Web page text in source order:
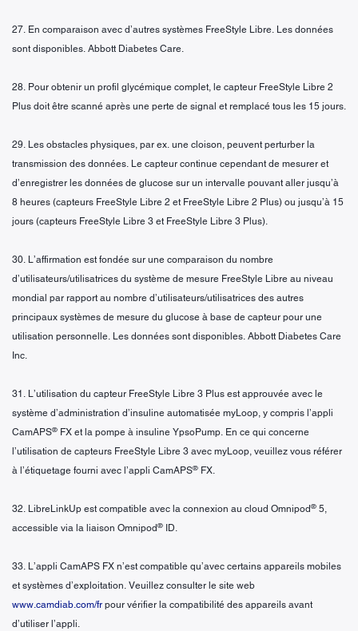
27. En comparaison avec d’autres systèmes FreeStyle Libre. Les données
sont disponibles. Abbott Diabetes Care.
28. Pour obtenir un profil glycémique complet, le capteur FreeStyle Libre 2
Plus doit être scanné après une perte de signal et remplacé tous les 15 jours.
29. Les obstacles physiques, par ex. une cloison, peuvent perturber la
transmission des données. Le capteur continue cependant de mesurer et
d’enregistrer les données de glucose sur un intervalle pouvant aller jusqu’à
8 heures (capteurs FreeStyle Libre 2 et FreeStyle Libre 2 Plus) ou jusqu’à 15
jours (capteurs FreeStyle Libre 3 et FreeStyle Libre 3 Plus).
30. L’affirmation est fondée sur une comparaison du nombre
d’utilisateurs/utilisatrices du système de mesure FreeStyle Libre au niveau
mondial par rapport au nombre d’utilisateurs/utilisatrices des autres
principaux systèmes de mesure du glucose à base de capteur pour une
utilisation personnelle. Les données sont disponibles. Abbott Diabetes Care
Inc.
31. L’utilisation du capteur FreeStyle Libre 3 Plus est approuvée avec le
système d’administration d’insuline automatisée myLoop, y compris l’appli
CamAPS® FX et la pompe à insuline YpsoPump. En ce qui concerne
l’utilisation de capteurs FreeStyle Libre 3 avec myLoop, veuillez vous référer
à l’étiquetage fourni avec l’appli CamAPS® FX.
32. LibreLinkUp est compatible avec la connexion au cloud Omnipod® 5,
accessible via la liaison Omnipod® ID.
33. L’appli CamAPS FX n’est compatible qu’avec certains appareils mobiles
et systèmes d’exploitation. Veuillez consulter le site web
www.camdiab.com/fr pour vérifier la compatibilité des appareils avant
d’utiliser l’appli.